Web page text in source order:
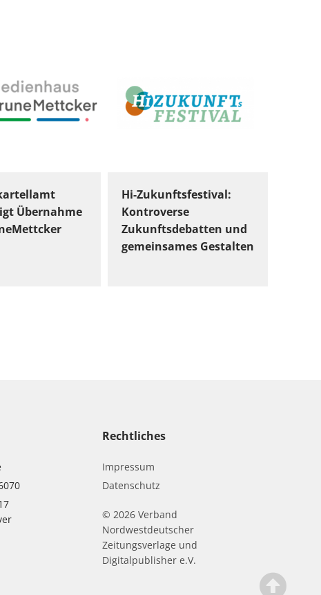
Übernahme
Hi-Zukunftsfestival:
Kontroverse
Zukunftsdebatten und
gemeinsames Gestalten
Rechtliches
Impressum
Datenschutz
© 2026 Verband
Nordwestdeutscher
Zeitungsverlage und
Digitalpublisher e.V.